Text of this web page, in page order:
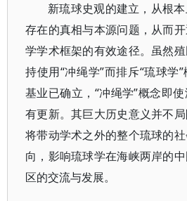
新琉球史观的建立，从根
存在的真相与本源问题，从而
学学术框架的有效途径。虽然
持使用“冲绳学”而排斥“琉球学
基业已确立，“冲绳学”概念即
有更新。其巨大历史意义并不
将带动学术之外的整个琉球的
向，影响琉球学在海峡两岸的
区的交流与发展。